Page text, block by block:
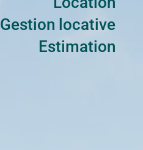
Gestion locative
Estimation